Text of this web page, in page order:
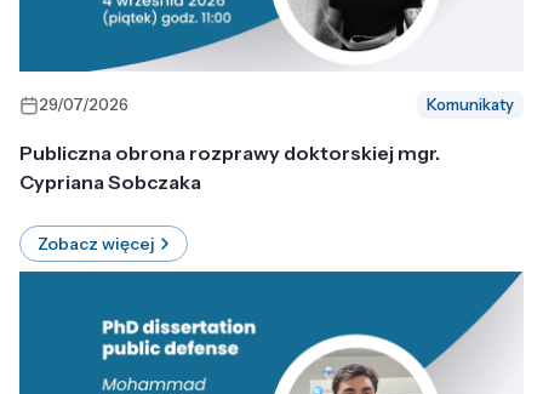
29/07/2026 Komunikaty
Publiczna obrona rozprawy doktorskiej mgr.
Cypriana Sobczaka
Zobacz więcej